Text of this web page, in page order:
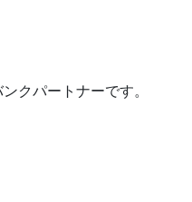
クパートナーです。